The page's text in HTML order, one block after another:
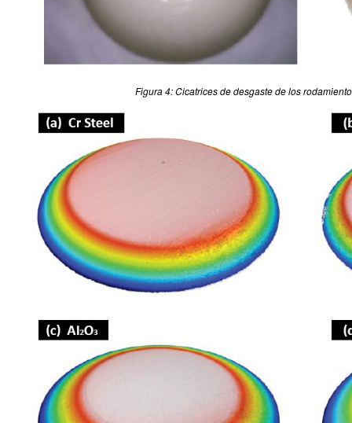
Figura 4: Cicatrices de desgaste de los